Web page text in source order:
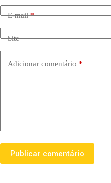
E-mail*
Site
Adicionar comentário *
Publicar comentário